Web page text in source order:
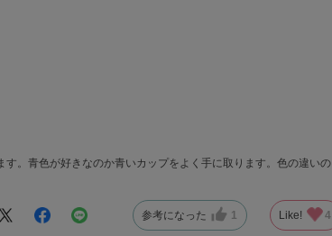
。青色が好きなのか青いカップをよく手に取ります。色の違いの
参考になった 1 Like! 4